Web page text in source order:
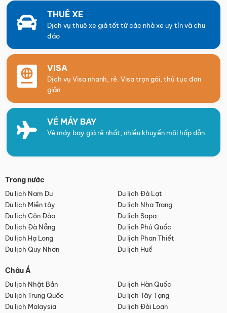
THUÊ XE
Dịch vụ thuê xe giá tốt từ các nhà xe uy tín và chu
đáo
VISA
Dịch vụ Visa nhanh, rẻ. Visa trọn gói, thủ tục đơn
giản
VÉ MÁY BAY
Vé máy bay giá rẻ nhất, nhiều khuyến mãi hấp dẫn
Trong nước
Du lịch Nam Du
Du lịch Đà Lạt
Du lịch Miền tây
Du lịch Nha Trang
Du lịch Côn Đảo
Du lịch Sapa
Du lịch Đà Nẵng
Du lịch Phú Quốc
Du lịch Hạ Long
Du lịch Phan Thiết
Du lịch Quy Nhơn
Du lịch Huế
Châu Á
Du lịch Nhật Bản
Du lịch Hàn Quốc
Du lịch Trung Quốc
Du lịch Tây Tạng
Du lịch Malaysia
Du lịch Đài Loan